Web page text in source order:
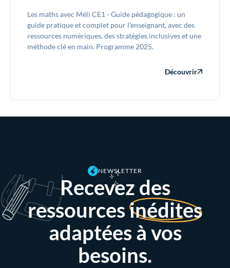
Les maths avec Méli CE1 - Guide pédagogique : un
guide pratique et complet pour l'enseignant, avec des
ressources numériques, des stratégies inclusives et une
méthode clé en main. Programme 2025.
Découvrir
NEWSLETTER
Recevez des
ressourcesinédites
adaptées à vos
besoins.